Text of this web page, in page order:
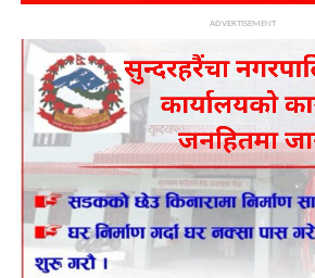
ADVERTISEMENT